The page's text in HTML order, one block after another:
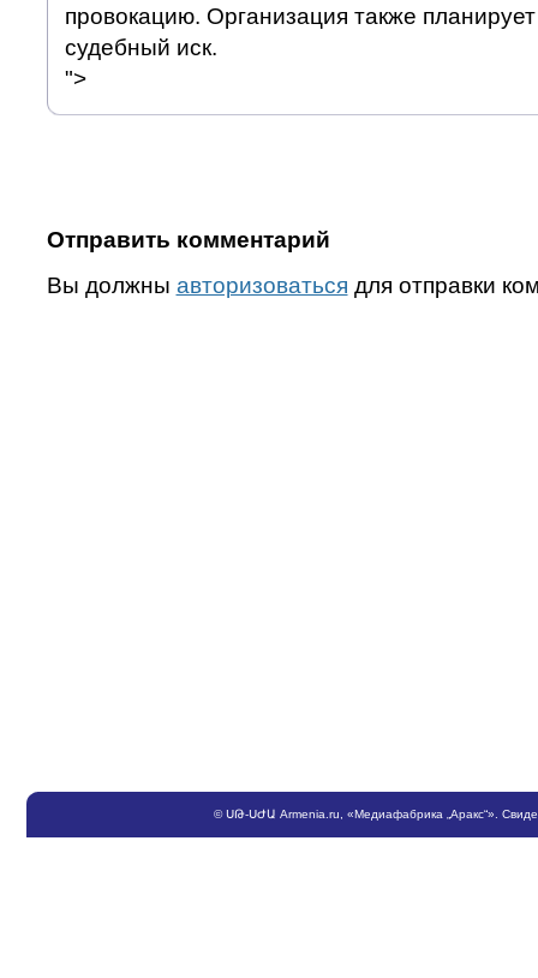
провокацию. Организация также
судебный иск.
">
Отправить комментарий
Вы должны авторизоваться для отправки
©ՍԹ-ՍԺԱ Armenia.ru , «Медиафабрика „Аракс“».